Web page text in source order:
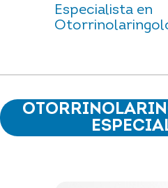
Especialista en